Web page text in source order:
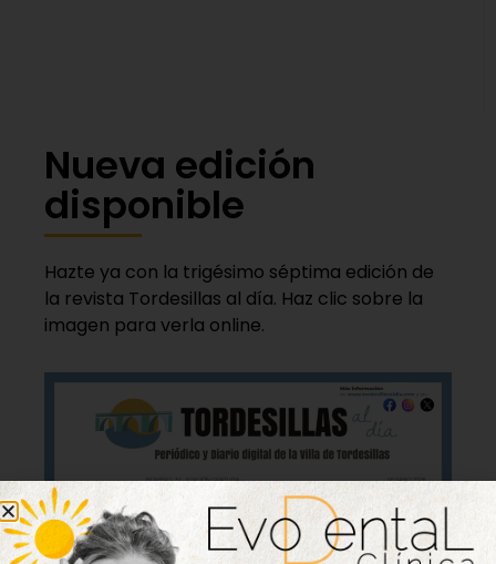
Nueva edición
disponible
Hazte ya con la trigésimo séptima edición de
la revista Tordesillas al día. Haz clic sobre la
imagen para verla online.